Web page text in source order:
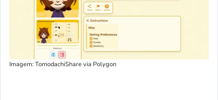
Imagem: TomodachiShare via Polygon